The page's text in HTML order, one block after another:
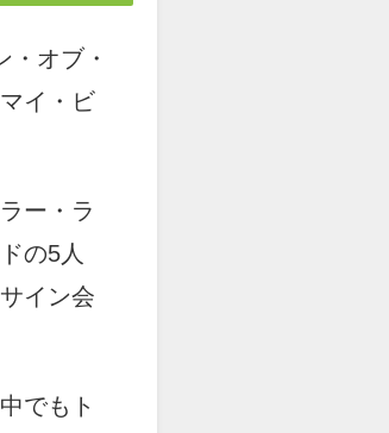
オブ・
イ・ビ
ー・ラ
の5人
イン会
でもト